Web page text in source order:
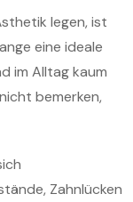
legen, ist
eine ideale
im Alltag kaum
bemerken,
Zahnlücken